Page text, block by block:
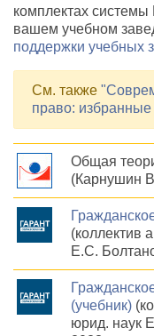
комплектах
вашем учебном
поддержки учебных
См. также
право: избранные
Общая
(Карнушин
(коллектив
Е.С.
(учебник)
юрид. наук